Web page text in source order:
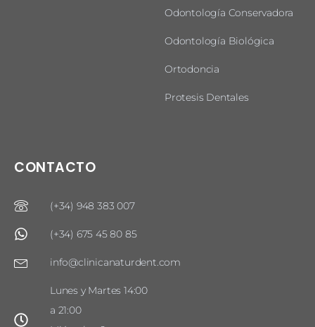
Odontología Conservadora
Odontología Biológica
Ortodoncia
Protesis Dentales
CONTACTO
(+34) 948 383 007
(+34) 675 45 80 85
info@clinicanaturdent.com
Lunes y Martes 14:00
a 21:00